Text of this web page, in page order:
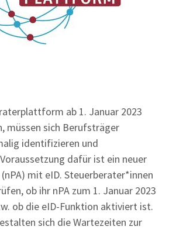
ab 1. Januar 2023
müssen sich Berufsträger
identifizieren und
dafür ist ein neuer
mit eID. Steuerberater*innen
ob ihr nPA zum 1. Januar 2023
ob die eID-Funktion aktiviert ist.
sich die Wartezeiten zur